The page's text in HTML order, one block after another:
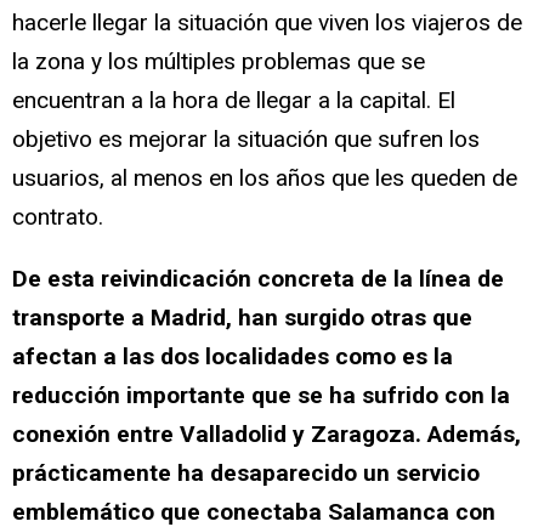
hacerle llegar la situación que viven los viajeros de
la zona y los múltiples problemas que se
encuentran a la hora de llegar a la capital. El
objetivo es mejorar la situación que sufren los
usuarios, al menos en los años que les queden de
contrato.
De esta reivindicación concreta de la línea de
transporte a Madrid, han surgido otras que
afectan a las dos localidades como es la
reducción importante que se ha sufrido con la
conexión entre Valladolid y Zaragoza. Además,
prácticamente ha desaparecido un servicio
emblemático que conectaba Salamanca con